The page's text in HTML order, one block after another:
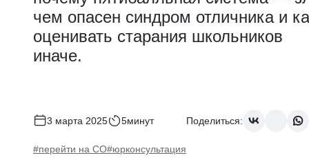
чем опасен синдром отличника и
оценивать старания школьников
иначе.
3 марта 2025 5минут Поделиться:
#перейти на СО#юрконсультация